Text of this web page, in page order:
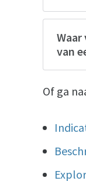
van
Of ga